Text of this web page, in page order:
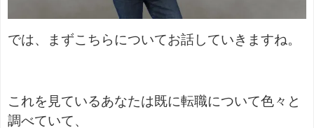
では、まずこちらについてお話していきますね。
これを見ているあなたは既に転職について色々と
調べていて、